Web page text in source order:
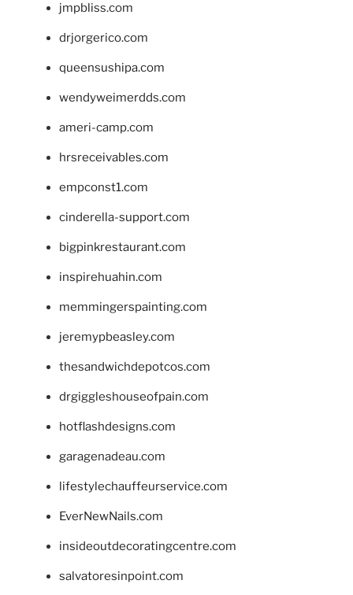
jmpbliss.com
drjorgerico.com
queensushipa.com
wendyweimerdds.com
ameri-camp.com
hrsreceivables.com
empconst1.com
cinderella-support.com
bigpinkrestaurant.com
inspirehuahin.com
memmingerspainting.com
jeremypbeasley.com
thesandwichdepotcos.com
drgiggleshouseofpain.com
hotflashdesigns.com
garagenadeau.com
lifestylechauffeurservice.com
EverNewNails.com
insideoutdecoratingcentre.com
salvatoresinpoint.com